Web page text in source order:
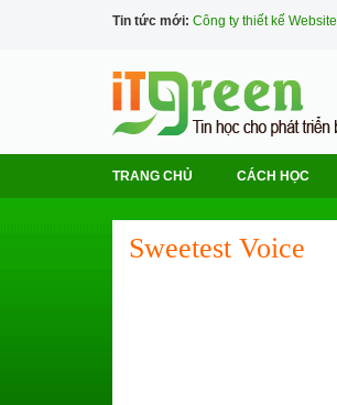
Tin tức mới: Công ty thiết kế Website
TRANG CHỦ CÁCH HỌC
Sweetest Voice